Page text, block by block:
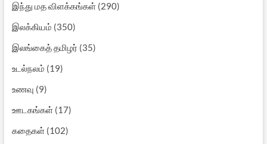
இந்து மத விளக்கங்கள்(290)
இலக்கியம் (350)
இலங்கைத் தமிழர் (35)
உடல்நலம் (19)
உணவு (9)
ஊடகங்கள்(17)
கதைகள்(102)